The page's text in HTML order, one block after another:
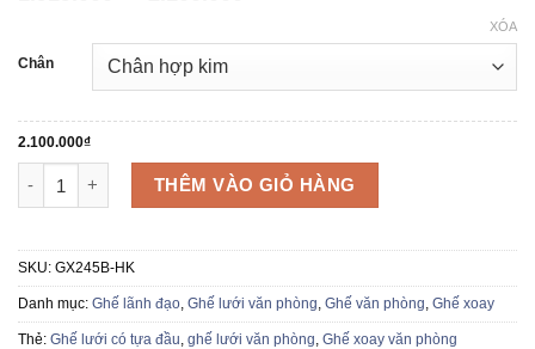
2.100.000₫
Chân
XÓA
2.100.000₫
Ghế xoay GX245B số lượng
THÊM VÀO GIỎ HÀNG
SKU: GX245B-HK
Danh mục: Ghế lãnh đạo Ghế lưới văn phòng Ghế văn phòng Ghế xoay
Thẻ: Ghế lưới có tựa đầu ghế lưới văn phòng Ghế xoay văn phòng